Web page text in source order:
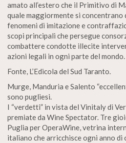
amato all’estero che il Primitivo di
quale maggiormente si concentrano
fenomeni di imitazione e
scopi principali che persegue
combattere condotte illecite
azioni legali in ogni parte del mondo.
Fonte, L’Edicola del Sud Taranto.
Murge, Manduria e Salento
sono pugliesi.
I “verdetti” in vista del Vinitaly di
premiate da Wine Spectator. Tre
Puglia per OperaWine, vetrina
italiano che arricchisce ogni anno di